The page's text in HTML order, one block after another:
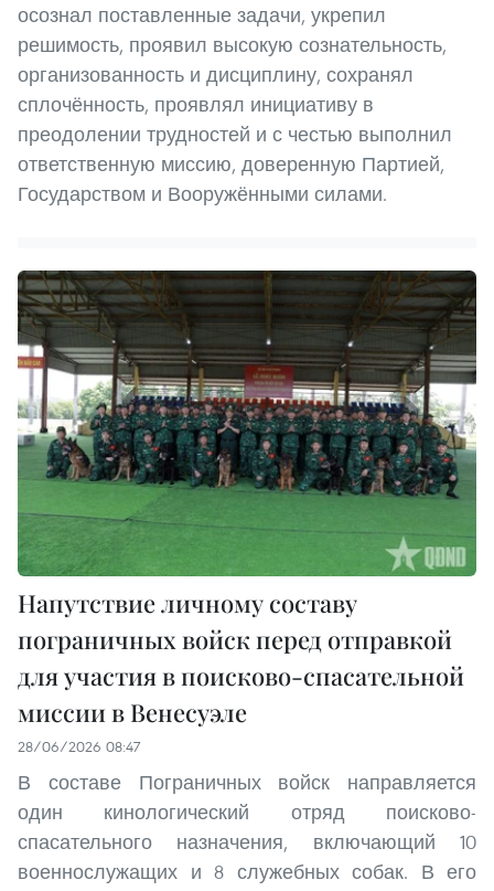
осознал поставленные задачи, укрепил
решимость, проявил высокую сознательность,
организованность и дисциплину, сохранял
сплочённость, проявлял инициативу в
преодолении трудностей и с честью выполнил
ответственную миссию, доверенную Партией,
Государством и Вооружёнными силами.
Напутствие личному составу
пограничных войск перед отправкой
для участия в поисково-спасательной
миссии в Венесуэле
28/06/2026 08:47
В составе Пограничных войск направляется
один кинологический отряд поисково-
спасательного назначения, включающий 10
военнослужащих и 8 служебных собак. В его